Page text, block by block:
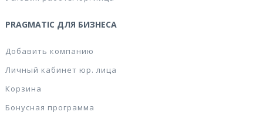
PRAGMATIC ДЛЯ БИЗНЕСА
Добавить компанию
Личный кабинет юр. лица
Корзина
Бонусная программа